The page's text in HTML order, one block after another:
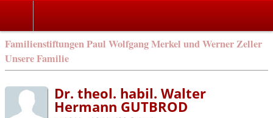
Familienstiftungen Paul Wolfgang Merkel und Werner Zeller
Unsere Familie
Dr. theol. habil. Walter
Hermann GUTBROD